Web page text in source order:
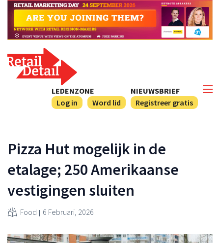
NIEUWSBRIEF
Registreer gratis
LEDENZONE
Log in
Word lid
Pizza Hut mogelijk in de
etalage; 250 Amerikaanse
vestigingen sluiten
Food 6 Februari, 2026